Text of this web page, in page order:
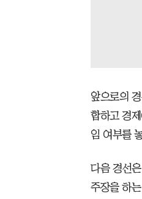
앞으로의
합하고 경
임 여부를
다음 경선
주장을 하